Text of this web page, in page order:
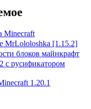
Minecraft
MrLololoshka [1.15.2]
блоков майнкрафт
с русификатором
1.20.1